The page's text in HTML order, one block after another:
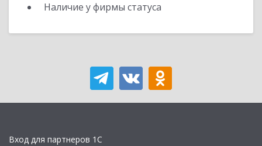
Наличие у фирмы статуса
Вход для партнеров 1С